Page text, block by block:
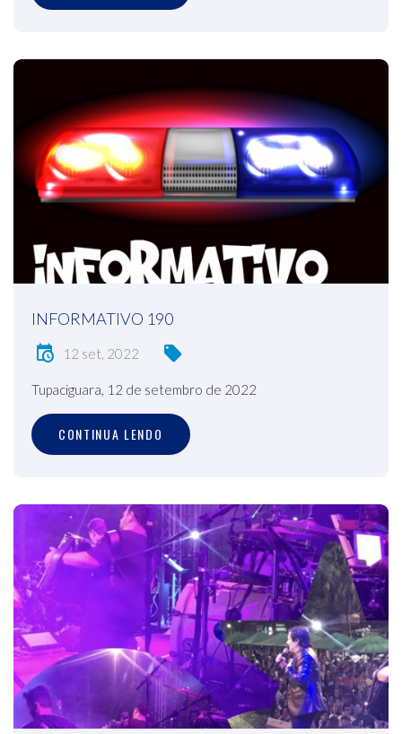
INFORMATIVO 190
12 set, 2022
Tupaciguara, 12 de setembro de 2022
CONTINUA LENDO